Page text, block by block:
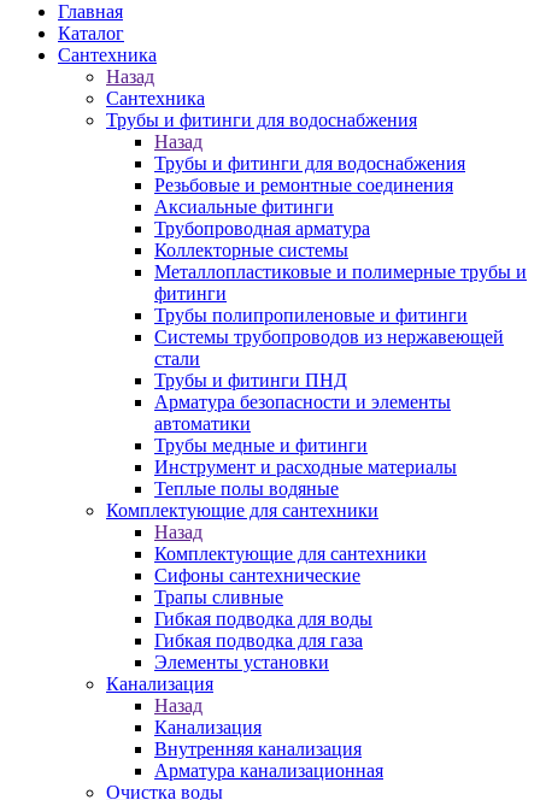
Главная
Каталог
Сантехника
Назад
Сантехника
Трубы и фитинги для водоснабжения
Назад
Трубы и фитинги для водоснабжения
Резьбовые и ремонтные соединения
Аксиальные фитинги
Трубопроводная арматура
Коллекторные системы
Металлопластиковые и полимерные трубы и
фитинги
Трубы полипропиленовые и фитинги
Системы трубопроводов из нержавеющей
стали
Трубы и фитинги ПНД
Арматура безопасности и элементы
автоматики
Трубы медные и фитинги
Инструмент и расходные материалы
Теплые полы водяные
Комплектующие для сантехники
Назад
Комплектующие для сантехники
Сифоны сантехнические
Трапы сливные
Гибкая подводка для воды
Гибкая подводка для газа
Элементы установки
Канализация
Назад
Канализация
Внутренняя канализация
Арматура канализационная
Очистка воды